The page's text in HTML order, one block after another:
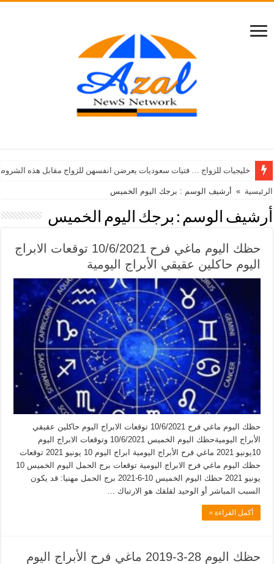
خليجيات للزواج … فتيات سعوديات يعرضن انفسهن للزواج مقابل هذه
الرئيسية » أرشيف الوسم : برجك اليوم الخميس
أرشيف الوسم : برجك اليوم الخميس
حظك اليوم ماغي فرح 10/6/2021 توقعات الابراج
اليوم حاكلين عقيقي الأبراج اليومية
حظك اليوم ماغي فرح 10/6/2021 توقعات الابراج اليوم حاكلين عقيقي
الأبراج اليوميةحظك اليوم الخميس 10/6/2021 وتوقعات الابراج اليوم
10يونيو 2021 ماغي فرح الأبراج اليومية ابراج اليوم 10 يونيو 2021 توقعات
حظك اليوم ماغي فرح الابراج اليومية توقعات برج الحمل اليوم الخميس 10
يونيو 2021 حظك اليوم الخميس 10-6-2021 برج الحمل مهنيا: قد يكون
السبب المباشر أو الوحيد لقلقك هو الارتباك …
أكمل القراءة »
حظك اليوم 28-3-2019 ماغي فرح الأبراج اليوم